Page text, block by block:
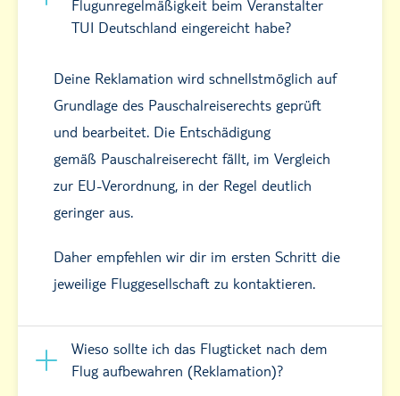
Flugunregelmäßigkeit beim Veranstalter
TUI Deutschland eingereicht habe?
Deine Reklamation wird schnellstmöglich auf
Grundlage des Pauschalreiserechts geprüft
und bearbeitet. Die Entschädigung
gemäß Pauschalreiserecht fällt, im Vergleich
zur EU-Verordnung, in der Regel deutlich
geringer aus.
Daher empfehlen wir dir im ersten Schritt die
jeweilige Fluggesellschaft zu kontaktieren.
Wieso sollte ich das Flugticket nach dem
Flug aufbewahren (Reklamation)?